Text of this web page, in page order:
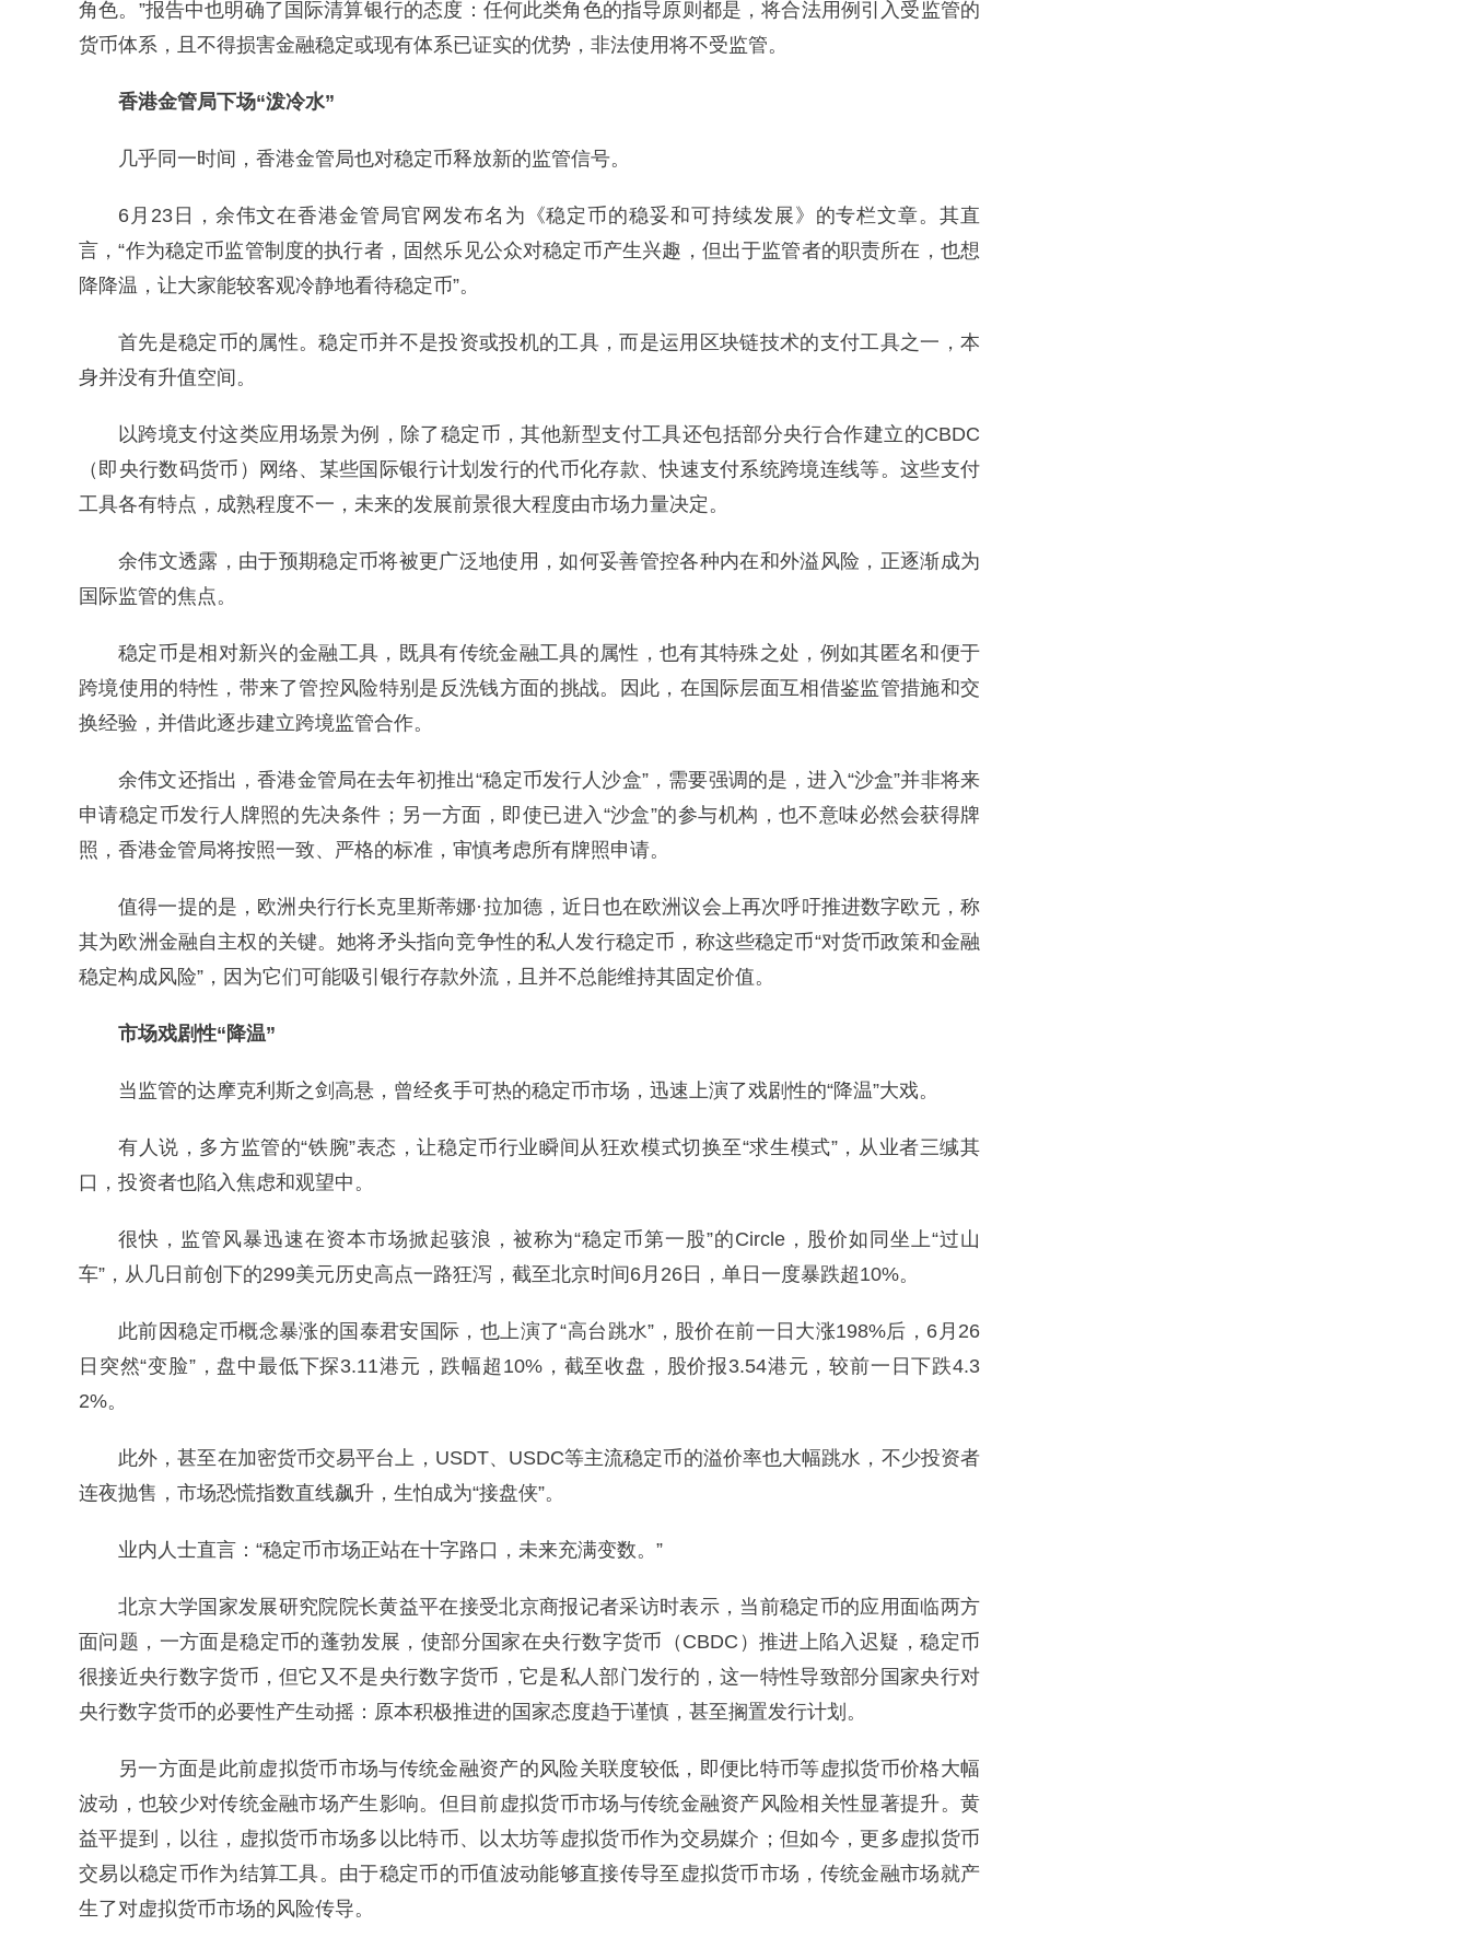
角色。”报告中也明确了国际清算银行的态度：任何此类角色的指导原则都是，将合法用例引入受监管的
货币体系，且不得损害金融稳定或现有体系已证实的优势，非法使用将不受监管。
香港金管局下场“泼冷水”
几乎同一时间，香港金管局也对稳定币释放新的监管信号。
6月23日，余伟文在香港金管局官网发布名为《稳定币的稳妥和可持续发展》的专栏文章。其直
言，“作为稳定币监管制度的执行者，固然乐见公众对稳定币产生兴趣，但出于监管者的职责所在，也想
降降温，让大家能较客观冷静地看待稳定币”。
首先是稳定币的属性。稳定币并不是投资或投机的工具，而是运用区块链技术的支付工具之一，本
身并没有升值空间。
以跨境支付这类应用场景为例，除了稳定币，其他新型支付工具还包括部分央行合作建立的CBDC
（即央行数码货币）网络、某些国际银行计划发行的代币化存款、快速支付系统跨境连线等。这些支付
工具各有特点，成熟程度不一，未来的发展前景很大程度由市场力量决定。
余伟文透露，由于预期稳定币将被更广泛地使用，如何妥善管控各种内在和外溢风险，正逐渐成为
国际监管的焦点。
稳定币是相对新兴的金融工具，既具有传统金融工具的属性，也有其特殊之处，例如其匿名和便于
跨境使用的特性，带来了管控风险特别是反洗钱方面的挑战。因此，在国际层面互相借鉴监管措施和交
换经验，并借此逐步建立跨境监管合作。
余伟文还指出，香港金管局在去年初推出“稳定币发行人沙盒”，需要强调的是，进入“沙盒”并非将来
申请稳定币发行人牌照的先决条件；另一方面，即使已进入“沙盒”的参与机构，也不意味必然会获得牌
照，香港金管局将按照一致、严格的标准，审慎考虑所有牌照申请。
值得一提的是，欧洲央行行长克里斯蒂娜·拉加德，近日也在欧洲议会上再次呼吁推进数字欧元，称
其为欧洲金融自主权的关键。她将矛头指向竞争性的私人发行稳定币，称这些稳定币“对货币政策和金融
稳定构成风险”，因为它们可能吸引银行存款外流，且并不总能维持其固定价值。
市场戏剧性“降温”
当监管的达摩克利斯之剑高悬，曾经炙手可热的稳定币市场，迅速上演了戏剧性的“降温”大戏。
有人说，多方监管的“铁腕”表态，让稳定币行业瞬间从狂欢模式切换至“求生模式”，从业者三缄其
口，投资者也陷入焦虑和观望中。
很快，监管风暴迅速在资本市场掀起骇浪，被称为“稳定币第一股”的Circle，股价如同坐上“过山
车”，从几日前创下的299美元历史高点一路狂泻，截至北京时间6月26日，单日一度暴跌超10%。
此前因稳定币概念暴涨的国泰君安国际，也上演了“高台跳水”，股价在前一日大涨198%后，6月26
日突然“变脸”，盘中最低下探3.11港元，跌幅超10%，截至收盘，股价报3.54港元，较前一日下跌4.3
2%。
此外，甚至在加密货币交易平台上，USDT、USDC等主流稳定币的溢价率也大幅跳水，不少投资者
连夜抛售，市场恐慌指数直线飙升，生怕成为“接盘侠”。
业内人士直言：“稳定币市场正站在十字路口，未来充满变数。”
北京大学国家发展研究院院长黄益平在接受北京商报记者采访时表示，当前稳定币的应用面临两方
面问题，一方面是稳定币的蓬勃发展，使部分国家在央行数字货币（CBDC）推进上陷入迟疑，稳定币
很接近央行数字货币，但它又不是央行数字货币，它是私人部门发行的，这一特性导致部分国家央行对
央行数字货币的必要性产生动摇：原本积极推进的国家态度趋于谨慎，甚至搁置发行计划。
另一方面是此前虚拟货币市场与传统金融资产的风险关联度较低，即便比特币等虚拟货币价格大幅
波动，也较少对传统金融市场产生影响。但目前虚拟货币市场与传统金融资产风险相关性显著提升。黄
益平提到，以往，虚拟货币市场多以比特币、以太坊等虚拟货币作为交易媒介；但如今，更多虚拟货币
交易以稳定币作为结算工具。由于稳定币的币值波动能够直接传导至虚拟货币市场，传统金融市场就产
生了对虚拟货币市场的风险传导。